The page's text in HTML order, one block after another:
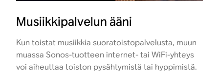
Musiikkipalvelun ääni
Kun toistat musiikkia suoratoistopalvelusta, muun
muassa Sonos-tuotteen internet- tai WiFi-yhteys
voi aiheuttaa toiston pysähtymistä tai hyppimistä.